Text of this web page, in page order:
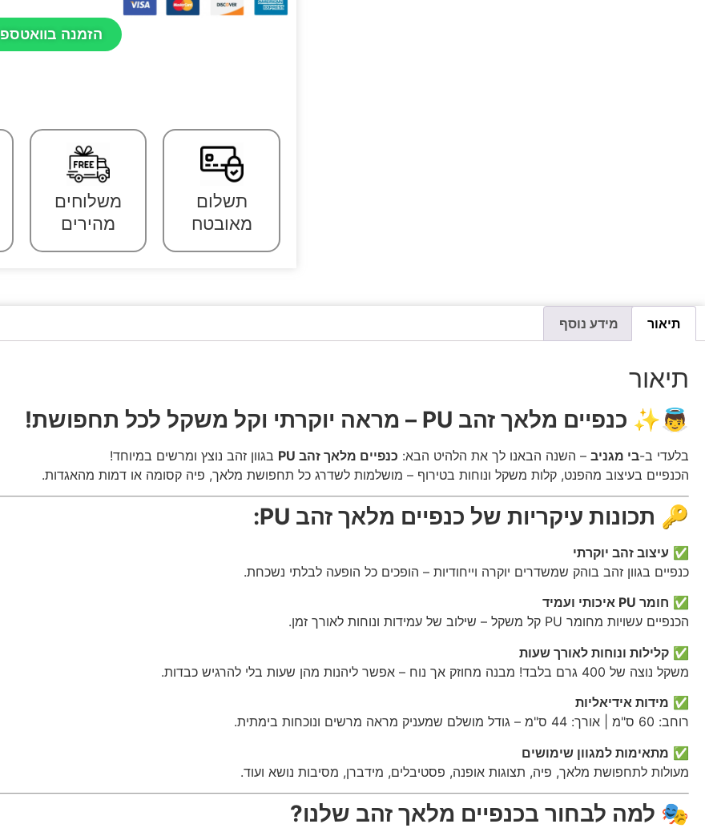
הזמנה בוואטספ
תשלום
מאובטח
משלוחים
מהירים
תיאור מידע נוסף
תיאור
👼✨ כנפיים מלאך זהב PU – מראה יוקרתי וקל משקל לכל תחפושת!
בלעדי ב-בי מגניב – השנה הבאנו לך את הלהיט הבא: כנפיים מלאך זהב PU
בגוון זהב נוצץ ומרשים במיוחד!
הכנפיים בעיצוב מהפנט, קלות משקל ונוחות בטירוף – מושלמות לשדרג כל תחפושת מלאך, פיה קסומה או דמות מהאגדות.
🔑 תכונות עיקריות של כנפיים מלאך זהב PU:
✅ עיצוב זהב יוקרתי
כנפיים בגוון זהב בוהק שמשדרים יוקרה וייחודיות – הופכים כל הופעה לבלתי נשכחת.
✅ חומר PU איכותי ועמיד
הכנפיים עשויות מחומר PU קל משקל – שילוב של עמידות ונוחות לאורך זמן.
✅ קלילות ונוחות לאורך שעות
משקל נוצה של 400 גרם בלבד! מבנה מחוזק אך נוח – אפשר ליהנות מהן שעות בלי להרגיש כבדות.
✅ מידות אידיאליות
רוחב: 60 ס"מ | אורך: 44 ס"מ – גודל מושלם שמעניק מראה מרשים ונוכחות בימתית.
✅ מתאימות למגוון שימושים
מעולות לתחפושת מלאך, פיה, תצוגות אופנה, פסטיבלים, מידברן, מסיבות נושא ועוד.
🎭 למה לבחור בכנפיים מלאך זהב שלנו?